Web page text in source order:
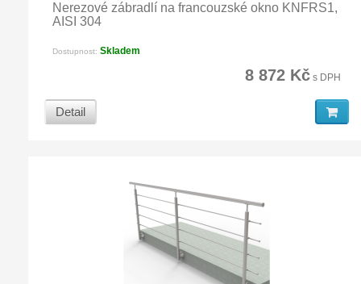
Nerezové zábradlí na francouzské okno KNFRS1,
AISI 304
Dostupnost: Skladem
8 872 Kč s DPH
Detail